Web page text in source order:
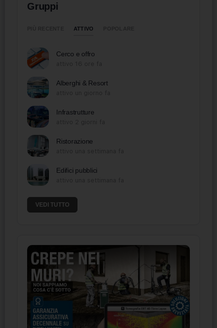
Gruppi
ATTIVO
Cerco e offro
Alberghi & Resort
Infrastrutture
Ristorazione
Edifici pubblici
VEDI TUTTO